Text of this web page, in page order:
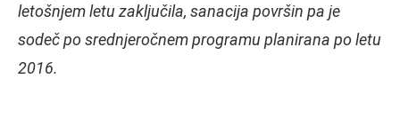
letošnjem letu zaključila, sanacija površin pa je
sodeč po srednjeročnem programu planirana po letu
2016.